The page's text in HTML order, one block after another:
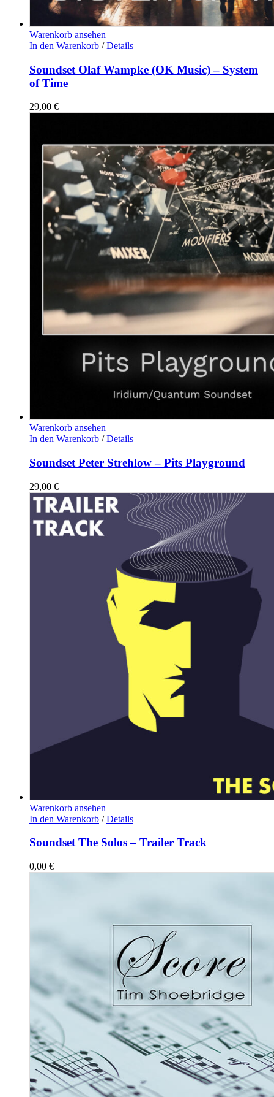
Warenkorb ansehen
In den Warenkorb / Details
Soundset Olaf Wampke (OK Music) – System
of Time
29,00 €
Warenkorb ansehen
In den Warenkorb / Details
Soundset Peter Strehlow – Pits Playground
29,00 €
Warenkorb ansehen
In den Warenkorb / Details
Soundset The Solos – Trailer Track
0,00 €